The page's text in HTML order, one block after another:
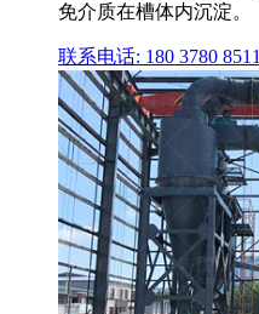
免介质在槽体内沉淀。
联系电话: 180 3780 8511